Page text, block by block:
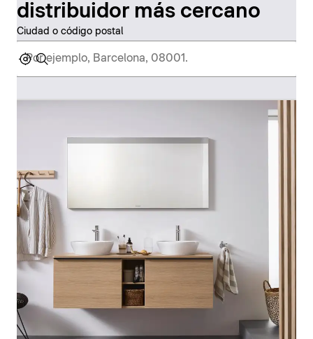
distribuidor más cercano
Ciudad o código postal